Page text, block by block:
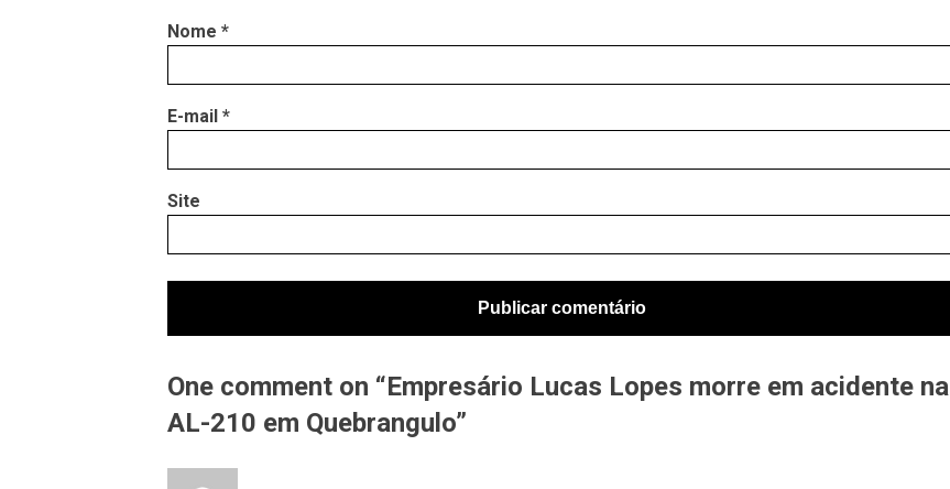
Nome *
E-mail *
Site
One comment on “Empresário Lucas Lopes morre em acidente na
AL-210 em Quebrangulo”